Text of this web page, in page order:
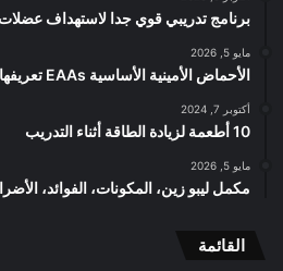
برنامج تدريبي قوي جدا لاستهداف
مايو 5, 2026
الأحماض الأمينية الأساسية EAAs تعريفها، أهميتها، مصادرها، وفوائدها
أكتوبر 7, 2024
10 أطعمة لزيادة الطاقة أثناء التدريب
مايو 5, 2026
مكمل ليبو زين، المكونات، الفوائد،
القائمة